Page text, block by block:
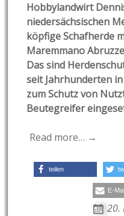
Hobbylandwirt
niedersächsischen
köpfige Schafherde
Maremmano
Das sind
seit Jahrhunderten
zum Schutz von
Beutegreifer
Read more… →
teilen
E-Mail
20.